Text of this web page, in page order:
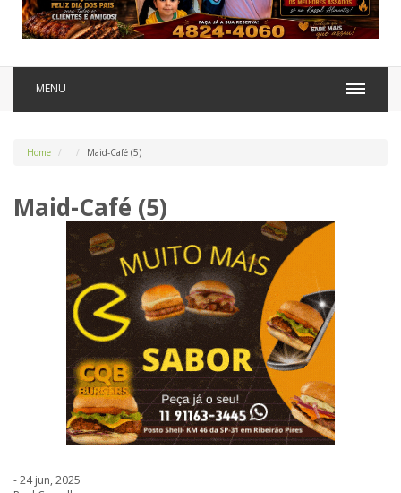
MENU
Home Maid-Café (5)
Maid-Café (5)
- 24 jun, 2025